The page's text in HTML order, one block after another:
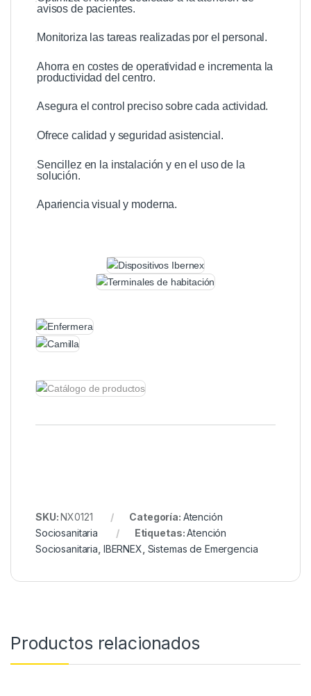
avisos de pacientes.
Monitoriza las tareas realizadas por el personal.
Ahorra en costes de operatividad e incrementa la
productividad del centro.
Asegura el control preciso sobre cada actividad.
Ofrece calidad y seguridad asistencial.
Sencillez en la instalación y en el uso de la
solución.
Apariencia visual y moderna.
SKU:NX0121 Categoría: Atención
Sociosanitaria
Etiquetas:Atención
Sociosanitaria IBERNEX Sistemas de Emergencia
Productos relacionados